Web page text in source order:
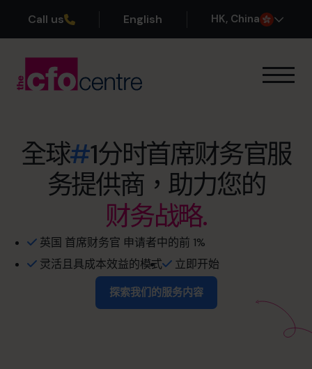
Call us English HK, China
我们的首席财务官
成功案例
关于我们
加入团队
预约咨询电话
+852 2319 4705
全球#1分时首席财务官服
务提供商，助力您的
退出价值最大化.
财务战略.
现金流管理.
利润优化.
卓越运营.
英国 首席财务官 申请者中的前 1%
灵活且具成本效益的模式
立即开始
探索我们的服务内容
提前退休.
安稳睡眠.
自由离身.
无牺牲的成功.
阅读成功案例